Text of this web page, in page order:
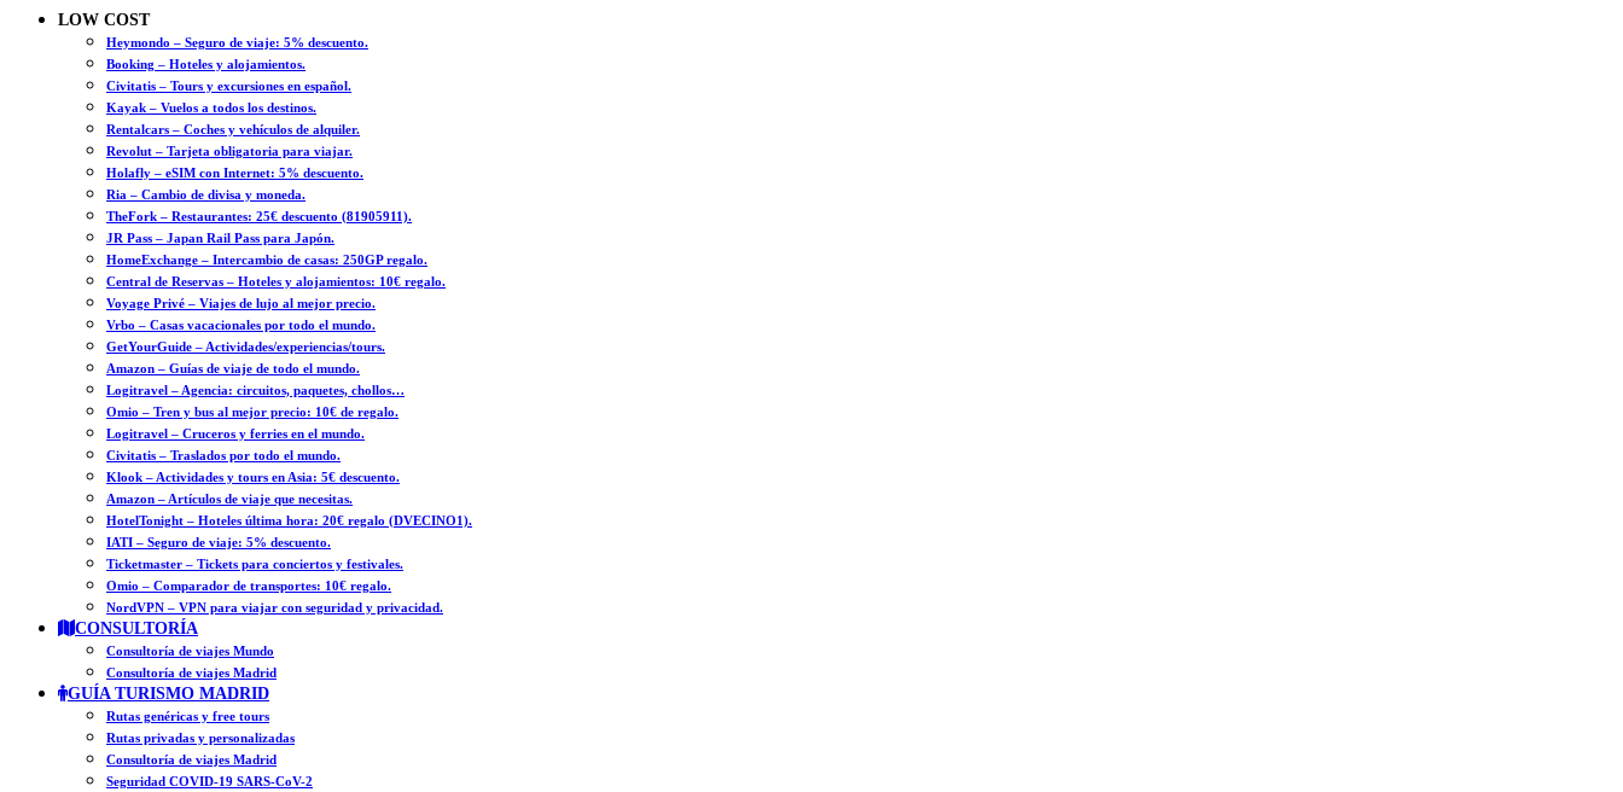
LOW COST
Heymondo – Seguro de viaje: 5% descuento.
Booking – Hoteles y alojamientos.
Civitatis – Tours y excursiones en español.
Kayak – Vuelos a todos los destinos.
Rentalcars – Coches y vehículos de alquiler.
Revolut – Tarjeta obligatoria para viajar.
Holafly – eSIM con Internet: 5% descuento.
Ria – Cambio de divisa y moneda.
TheFork – Restaurantes: 25€ descuento (81905911).
JR Pass – Japan Rail Pass para Japón.
HomeExchange – Intercambio de casas: 250GP regalo.
Central de Reservas – Hoteles y alojamientos: 10€ regalo.
Voyage Privé – Viajes de lujo al mejor precio.
Vrbo – Casas vacacionales por todo el mundo.
GetYourGuide – Actividades/experiencias/tours.
Amazon – Guías de viaje de todo el mundo.
Logitravel – Agencia: circuitos, paquetes, chollos…
Omio – Tren y bus al mejor precio: 10€ de regalo.
Logitravel – Cruceros y ferries en el mundo.
Civitatis – Traslados por todo el mundo.
Klook – Actividades y tours en Asia: 5€ descuento.
Amazon – Artículos de viaje que necesitas.
HotelTonight – Hoteles última hora: 20€ regalo (DVECINO1).
IATI – Seguro de viaje: 5% descuento.
Ticketmaster – Tickets para conciertos y festivales.
Omio – Comparador de transportes: 10€ regalo.
NordVPN – VPN para viajar con seguridad y privacidad.
CONSULTORÍA
Consultoría de viajes Mundo
Consultoría de viajes Madrid
GUÍA TURISMO MADRID
Rutas genéricas y free tours
Rutas privadas y personalizadas
Consultoría de viajes Madrid
Seguridad COVID-19 SARS-CoV-2